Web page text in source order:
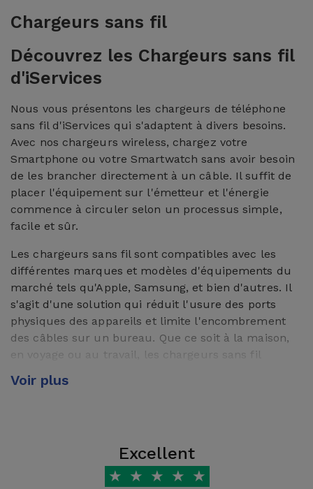
Chargeurs sans fil
Découvrez les Chargeurs sans fil
d'iServices
Nous vous présentons les chargeurs de téléphone
sans fil d'iServices qui s'adaptent à divers besoins.
Avec nos chargeurs wireless, chargez votre
Smartphone ou votre Smartwatch sans avoir besoin
de les brancher directement à un câble. Il suffit de
placer l'équipement sur l'émetteur et l'énergie
commence à circuler selon un processus simple,
facile et sûr.
Les chargeurs sans fil sont compatibles avec les
différentes marques et modèles d'équipements du
marché tels qu'Apple, Samsung, et bien d'autres. Il
s'agit d'une solution qui réduit l'usure des ports
physiques des appareils et limite l'encombrement
des câbles sur un bureau. Que ce soit à la maison,
en voyage ou au travail, les chargeurs sans fil
pour tous vos besoins.
Un chargeur sans fil est un équipement qui permet
Voir plus
Excellent
★ ★ ★ ★ ★